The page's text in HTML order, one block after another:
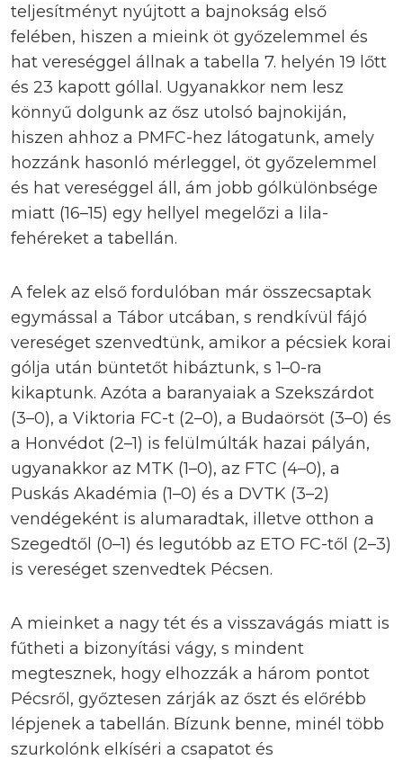
teljesítményt nyújtott a bajnokság első
felében, hiszen a mieink öt győzelemmel és
hat vereséggel állnak a tabella 7. helyén 19 lőtt
és 23 kapott góllal. Ugyanakkor nem lesz
könnyű dolgunk az ősz utolsó bajnokiján,
hiszen ahhoz a PMFC-hez látogatunk, amely
hozzánk hasonló mérleggel, öt győzelemmel
és hat vereséggel áll, ám jobb gólkülönbsége
miatt (16–15) egy hellyel megelőzi a lila-
fehéreket a tabellán.
A felek az első fordulóban már összecsaptak
egymással a Tábor utcában, s rendkívül fájó
vereséget szenvedtünk, amikor a pécsiek korai
gólja után büntetőt hibáztunk, s 1–0-ra
kikaptunk. Azóta a baranyaiak a Szekszárdot
(3–0), a Viktoria FC-t (2–0), a Budaörsöt (3–0) és
a Honvédot (2–1) is felülmúlták hazai pályán,
ugyanakkor az MTK (1–0), az FTC (4–0), a
Puskás Akadémia (1–0) és a DVTK (3–2)
vendégeként is alumaradtak, illetve otthon a
Szegedtől (0–1) és legutóbb az ETO FC-től (2–3)
is vereséget szenvedtek Pécsen.
A mieinket a nagy tét és a visszavágás miatt is
fűtheti a bizonyítási vágy, s mindent
megtesznek, hogy elhozzák a három pontot
Pécsről, győztesen zárják az őszt és előrébb
lépjenek a tabellán. Bízunk benne, minél több
szurkolónk elkíséri a csapatot és